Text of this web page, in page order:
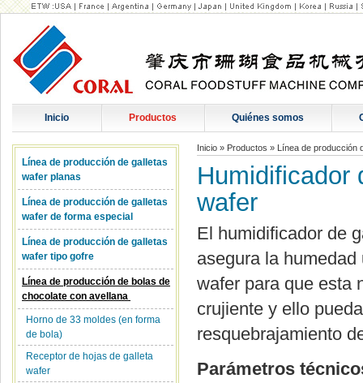
Inicio Productos Quiénes somos
Línea de producción de galletas
wafer planas
Línea de producción de galletas
wafer de forma especial
Línea de producción de galletas
wafer tipo gofre
Línea de producción de bolas de
chocolate con avellana
Horno de 33 moldes (en forma
de bola)
Receptor de hojas de galleta
wafer
Inicio » Productos » Línea de producción
Humidificador
wafer
El humidificador de
asegura la
wafer para que esta
crujiente y ello
resquebrajamiento
Parámetros